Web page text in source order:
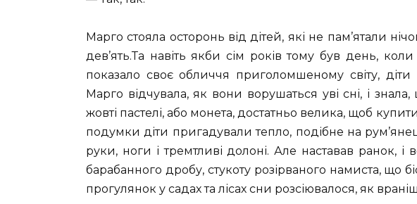
Марго стояла осторонь від дітей, які не пам’ятали
дев’ять.Та навіть якби сім років тому був день,
показало своє обличчя приголомшеному світу,
Марго відчувала, як вони ворушаться уві сні, і
жовті пастелі, або монета, достатньо велика, щоб
подумки діти пригадували тепло, подібне на
руки, ноги і тремтливі долоні. Але наставав ранок,
барабанного дробу, стукоту розірваного намиста, що
прогулянок у садах та лісах сни розсіювалося, як